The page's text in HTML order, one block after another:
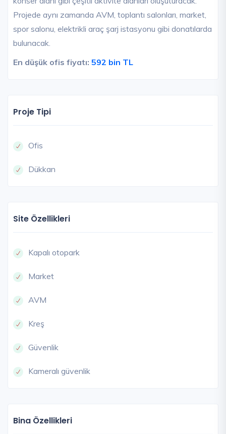
Projede aynı zamanda AVM, toplantı salonları, market,
spor salonu, elektrikli araç şarj istasyonu gibi donatılarda
bulunacak.
En düşük ofis fiyatı: 592 bin TL
Proje Tipi
Ofis
Dükkan
Site Özellikleri
Kapalı otopark
Market
AVM
Kreş
Güvenlik
Kameralı güvenlik
Bina Özellikleri